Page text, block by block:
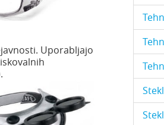
Uporabljajo